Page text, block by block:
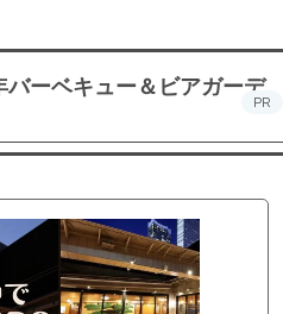
ーベキュー＆ビアガーデ
PR